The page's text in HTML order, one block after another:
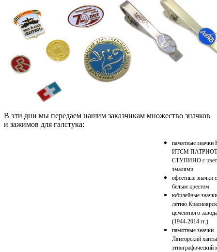
В эти дни мы передаем нашим заказчикам множество значков
и зажимов для галстука:
памятные
ИТСМ ПАТРИОТ
СТУПИНО с
эмалями
офсетные значки с
белым крестом
юбилейные
летию
цементного завода
(1944-2014 гг.)
памятные значки
Лянторский
этнографический